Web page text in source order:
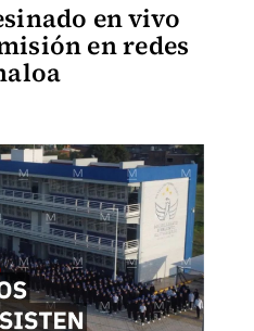
en vivo
en redes